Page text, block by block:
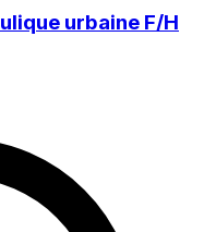
urbaine F/H